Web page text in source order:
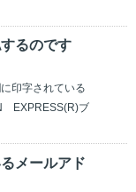
るのです
印字されている
EXPRESS(R)ブ
メールアド